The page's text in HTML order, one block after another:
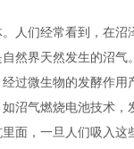
人们经常看到，在
然界天然发生的沼
过微生物的发酵作用
沼气燃烧电池技术
面，一旦人们吸入